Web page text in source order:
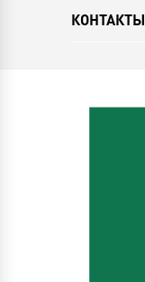
КОНТАКТЫ